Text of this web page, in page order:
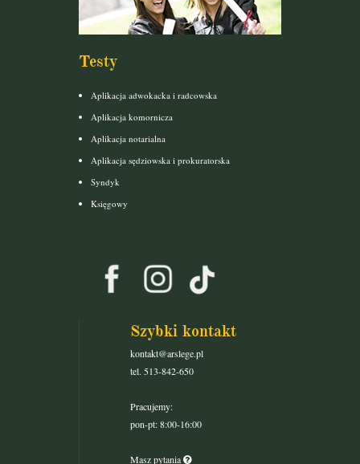
Testy
Aplikacja adwokacka i radcowska
Aplikacja komornicza
Aplikacja notarialna
Aplikacja sędziowska i prokuratorska
Syndyk
Księgowy
Szybki kontakt
kontakt@arslege.pl
tel. 513-842-650
Pracujemy:
pon-pt: 8:00-16:00
Masz pytania